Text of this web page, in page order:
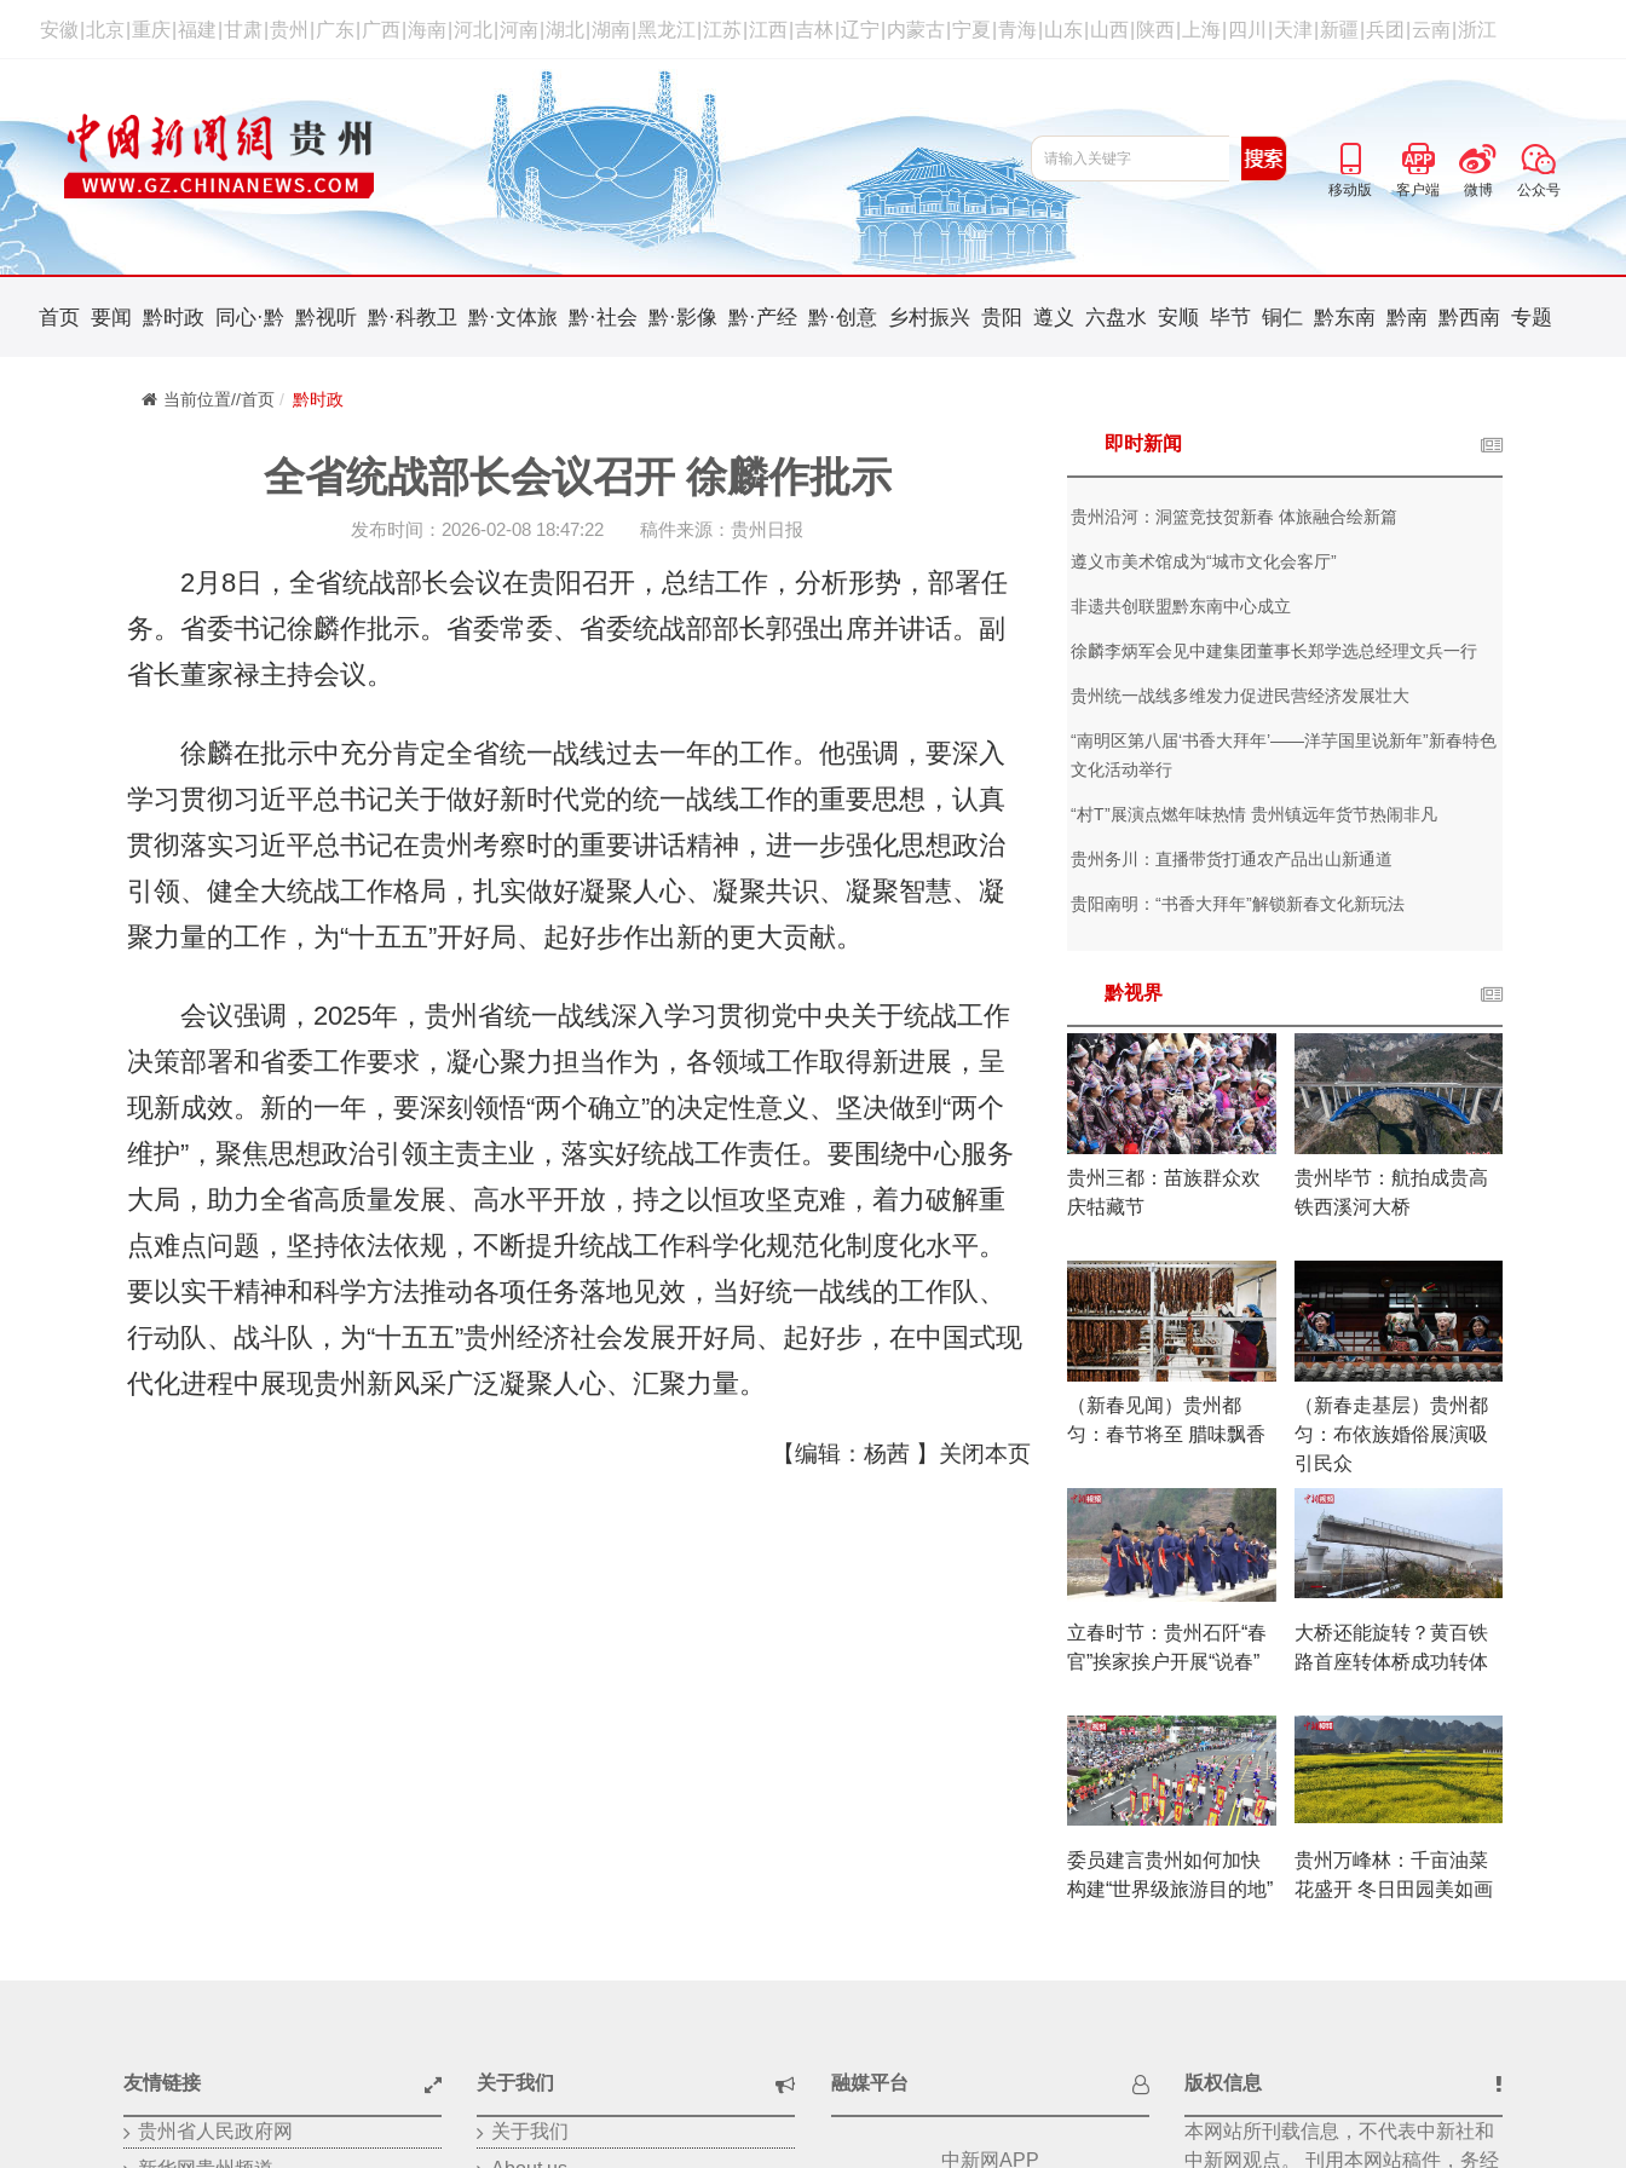
安徽 北京 重庆 福建 甘肃 贵州 广东 广西 海南 河北 河南 湖北 湖南 黑龙江 江苏 江西 吉林 辽宁 内蒙古 宁夏 青海 山东 山西 陕西 上海 四川 天津 新疆 兵团 云南 浙江
移动版 客户端 微博 公众号
首页 要闻 黔时政 同心·黔 黔视听 黔·科教卫 黔·文体旅 黔·社会 黔·影像 黔·产经 黔·创意 乡村振兴 贵阳 遵义 六盘水 安顺 毕节 铜仁 黔东南 黔南 黔西南 专题
当前位置//首页 黔时政
全省统战部长会议召开 徐麟作批示
发布时间：2026-02-08 18:47:22 稿件来源：贵州日报
2月8日，全省统战部长会议在贵阳召开，总结工作，分析形势，部署任
务。省委书记徐麟作批示。省委常委、省委统战部部长郭强出席并讲话。副
省长董家禄主持会议。
徐麟在批示中充分肯定全省统一战线过去一年的工作。他强调，要深入
学习贯彻习近平总书记关于做好新时代党的统一战线工作的重要思想，认真
贯彻落实习近平总书记在贵州考察时的重要讲话精神，进一步强化思想政治
引领、健全大统战工作格局，扎实做好凝聚人心、凝聚共识、凝聚智慧、凝
聚力量的工作，为“十五五”开好局、起好步作出新的更大贡献。
会议强调，2025年，贵州省统一战线深入学习贯彻党中央关于统战工作
决策部署和省委工作要求，凝心聚力担当作为，各领域工作取得新进展，呈
现新成效。新的一年，要深刻领悟“两个确立”的决定性意义、坚决做到“两个
维护”，聚焦思想政治引领主责主业，落实好统战工作责任。要围绕中心服务
大局，助力全省高质量发展、高水平开放，持之以恒攻坚克难，着力破解重
点难点问题，坚持依法依规，不断提升统战工作科学化规范化制度化水平。
要以实干精神和科学方法推动各项任务落地见效，当好统一战线的工作队、
行动队、战斗队，为“十五五”贵州经济社会发展开好局、起好步，在中国式现
代化进程中展现贵州新风采广泛凝聚人心、汇聚力量。
【编辑：杨茜 】 关闭本页
即时新闻
贵州沿河：洞篮竞技贺新春 体旅融合绘新篇
遵义市美术馆成为“城市文化会客厅”
非遗共创联盟黔东南中心成立
徐麟李炳军会见中建集团董事长郑学选总经理文兵一行
贵州统一战线多维发力促进民营经济发展壮大
“南明区第八届‘书香大拜年’——洋芋国里说新年”新春特色
文化活动举行
“村T”展演点燃年味热情 贵州镇远年货节热闹非凡
贵州务川：直播带货打通农产品出山新通道
贵阳南明：“书香大拜年”解锁新春文化新玩法
黔视界
贵州三都：苗族群众欢
庆牯藏节
贵州毕节：航拍成贵高
铁西溪河大桥
（新春见闻）贵州都
匀：春节将至 腊味飘香
（新春走基层）贵州都
匀：布依族婚俗展演吸
引民众
立春时节：贵州石阡“春
官”挨家挨户开展“说春”
大桥还能旋转？黄百铁
路首座转体桥成功转体
委员建言贵州如何加快
构建“世界级旅游目的地”
贵州万峰林：千亩油菜
花盛开 冬日田园美如画
友情链接
贵州省人民政府网
关于我们
关于我们
融媒平台
中新网APP
版权信息
本网站所刊载信息，不代表中新社和
中新网观点。 刊用本网站稿件，务经